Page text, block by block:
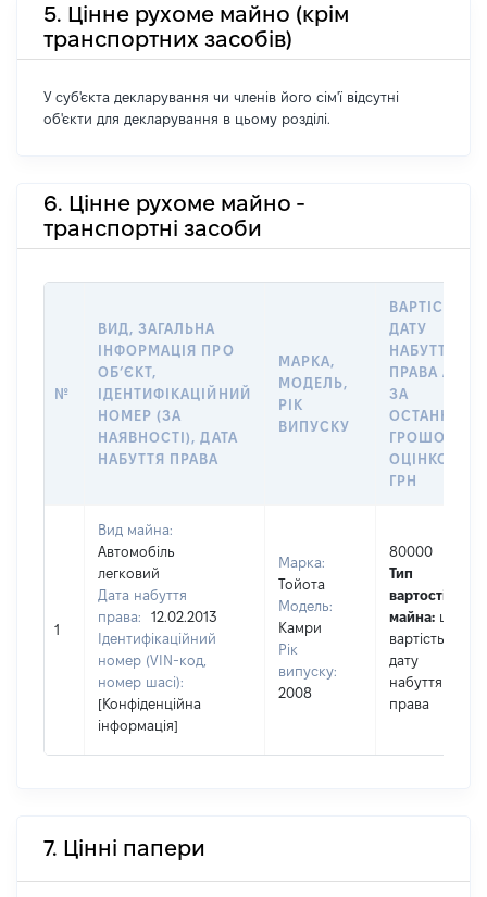
5. Цінне рухоме майно (крім
транспортних засобів)
У суб'єкта декларування чи членів його сім'ї відсутні
об'єкти для декларування в цьому розділі.
6. Цінне рухоме майно -
транспортні засоби
№
ВИД, ЗАГАЛЬНА
ІНФОРМАЦІЯ ПРО
ОБʼЄКТ,
ІДЕНТИФІКАЦІЙНИЙ
НОМЕР (ЗА
НАЯВНОСТІ), ДАТА
НАБУТТЯ ПРАВА
МАРКА,
МОДЕЛЬ,
РІК
ВИПУСКУ
ВАРТІСТЬ НА
ДАТУ
НАБУТТЯ
ПРАВА АБО
ЗА
ГРОШОВОЮ
ОЦІНКОЮ,
ГРН
1
Вид майна:
Автомобіль
легковий
Дата набуття
права:
12.02.2013
Ідентифікаційний
номер (VIN-код,
номер шасі):
[Конфіденційна
інформація]
Марка:
Тойота
Модель:
Камри
Рік
випуску:
2008
80000
Тип
вартості
майна: це
вартість на
дату
набуття
права
7. Цінні папери